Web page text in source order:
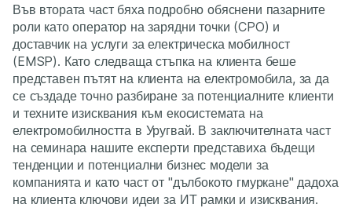
Във втората част бяха подробно обяснени пазарните
роли като оператор на зарядни точки (CPO) и
доставчик на услуги за електрическа мобилност
(EMSP). Като следваща стъпка на клиента беше
представен пътят на клиента на електромобила, за да
се създаде точно разбиране за потенциалните клиенти
и техните изисквания към екосистемата на
електромобилността в Уругвай. В заключителната част
на семинара нашите експерти представиха бъдещи
тенденции и потенциални бизнес модели за
компанията и като част от "дълбокото гмуркане" дадоха
на клиента ключови идеи за ИТ рамки и изисквания.